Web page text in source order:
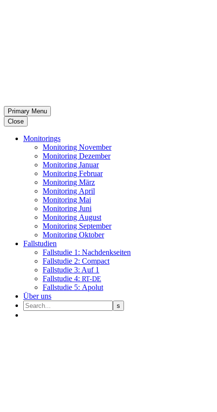
Primary Menu
Close
Moni­to­rings
Moni­to­ring November
Moni­to­ring Dezember
Moni­to­ring Januar
Moni­to­ring Februar
Moni­to­ring März
Moni­to­ring April
Moni­to­ring Mai
Moni­to­ring Juni
Moni­to­ring August
Moni­to­ring September
Moni­to­ring Oktober
Fall­stu­dien
Fall­stu­die 1: Nachdenkseiten
Fall­stu­die 2: Compact
Fall­stu­die 3: Auf 1
Fall­stu­die 4: RT-DE
Fall­stu­die 5: Apolut
Über uns